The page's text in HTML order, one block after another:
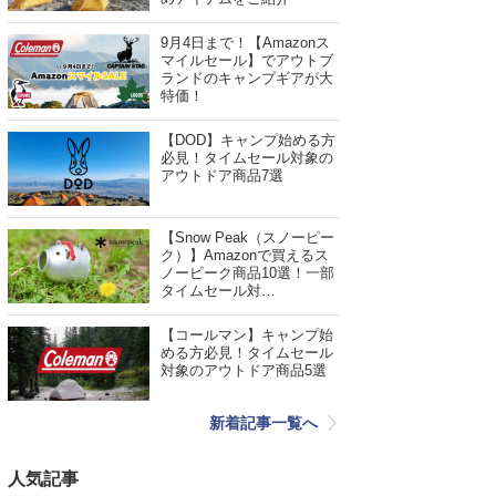
9月4日まで！【Amazonス
マイルセール】でアウトブ
ランドのキャンプギアが大
特価！
【DOD】キャンプ始める方
必見！タイムセール対象の
アウトドア商品7選
【Snow Peak（スノーピー
ク）】Amazonで買えるス
ノーピーク商品10選！一部
タイムセール対…
【コールマン】キャンプ始
める方必見！タイムセール
対象のアウトドア商品5選
新着記事一覧へ
人気記事